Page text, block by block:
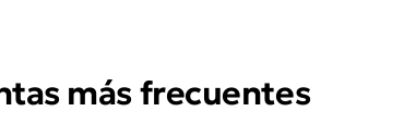
más frecuentes